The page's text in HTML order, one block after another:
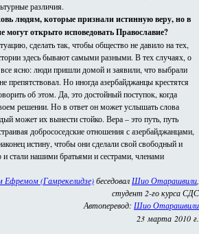
различия.
людям, которые признали истинную веру, но в
могут открыто исповедовать Православие?
сделать так, чтобы общество не давило на тех,
здесь бывают самыми разными. В тех случаях, о
ясно: люди пришли домой и заявили, что выбрали
препятствовал. Но иногда азербайджанцы крестятся
об этом. Да, это достойный поступок, когда
решении. Но в ответ он может услышать слова
может их вынести стойко. Вера – это путь, путь
добрососедские отношения с азербайджанцами,
истину, чтобы они сделали свой свободный и
стали нашими братьями и сестрами, членами
Ефремом (Гамрекелидзе)беседовал Шио Отарашвили
студент 2-го курса СДС
Автоперевод: Шио Отарашвили
23 марта 2010 г.